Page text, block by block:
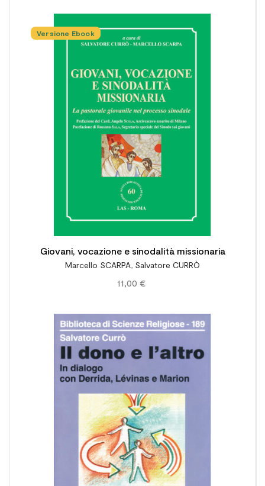
Versione Ebook
Giovani, vocazione e sinodalità missionaria
Marcello SCARPA, Salvatore CURRÒ
11,00 €